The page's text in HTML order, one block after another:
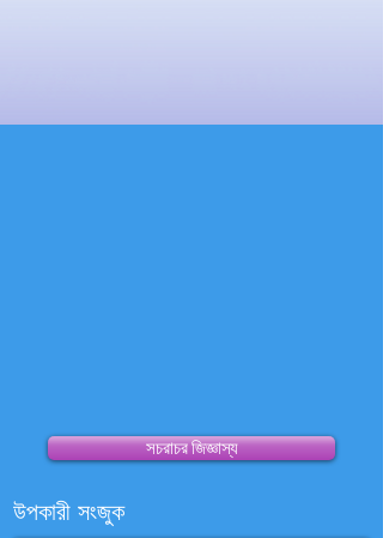
সচরাচর জিজ্ঞাস্য
উপকারী সংজুক